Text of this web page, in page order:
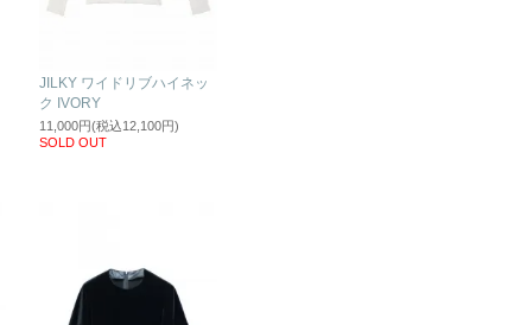
JILKY ワイドリブハイネッ
ク IVORY
11,000円(税込12,100円)
SOLD OUT